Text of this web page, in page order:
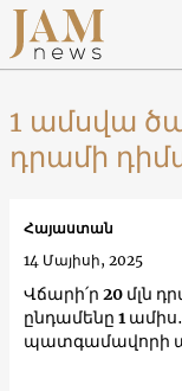
1 ամսվա
դրամի
Վճարի՛ր 20 մլն
ընդամենը 1
պատգամավորի
Հայաստան
14 Մայիսի, 2025